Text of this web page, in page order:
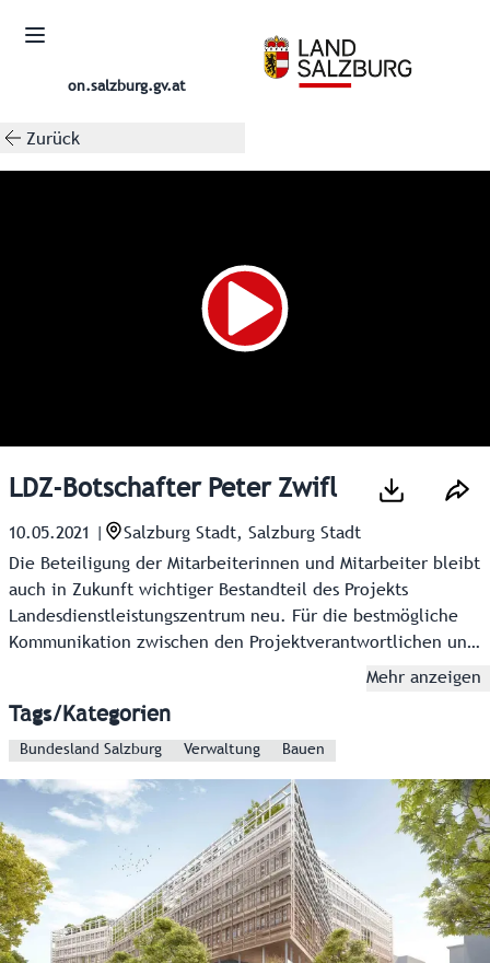
on.salzburg.gv.at
Zurück
LDZ-Botschafter Peter Zwifl
10.05.2021
Salzburg Stadt, Salzburg Stadt
Die Beteiligung der Mitarbeiterinnen und Mitarbeiter bleibt
auch in Zukunft wichtiger Bestandteil des Projekts
Landesdienstleistungszentrum neu. Für die bestmögliche
Kommunikation zwischen den Projektverantwortlichen und
den Angestellten sind Botschafter wie Peter Zwifl im
informieren über Neuigkeiten.
Mehr anzeigen
Tags/Kategorien
Bundesland Salzburg Verwaltung Bauen